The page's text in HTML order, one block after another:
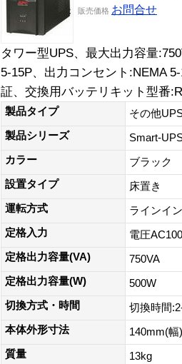
販売価格 お問合せ
タワー型UPS、最大出力容量
5-15P、出力コンセント:NEMA
証、交換用バッテリキット型番
製品タイプ
その他
製品シリーズ
Smart-
カラー
ブラック
設置タイプ
床置き
運転方式
ラインイ
定格入力
電圧
定格出力容量(VA)
750VA
定格出力容量(W)
500W
切換方式・時間
切換時間
本体外形寸法
140mm(
質量
13kg